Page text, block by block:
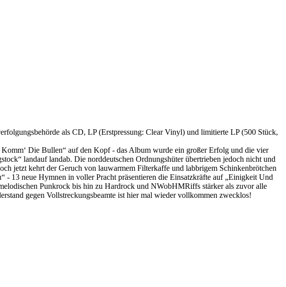
als CD, LP (Erstpressung: Clear Vinyl) und limitierte LP (500 Stück,
Die Bullen“ auf den Kopf - das Album wurde ein großer Erfolg und die vier
landauf landab. Die norddeutschen Ordnungshüter übertrieben jedoch nicht und
jetzt kehrt der Geruch von lauwarmem Filterkaffe und labbrigem Schinkenbrötchen
13 neue Hymnen in voller Pracht präsentieren die Einsatzkräfte auf „Einigkeit Und
Punkrock bis hin zu Hardrock und NWobHMRiffs stärker als zuvor alle
gegen Vollstreckungsbeamte ist hier mal wieder vollkommen zwecklos!